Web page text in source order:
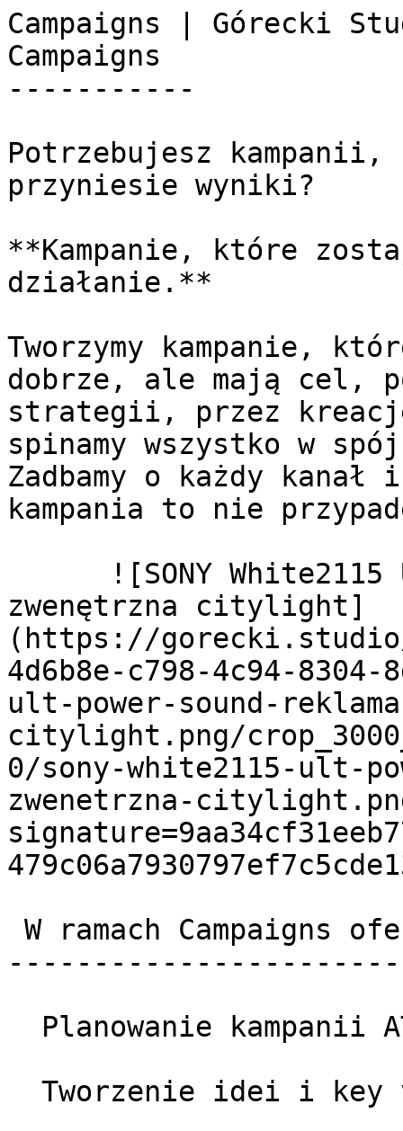
Campaigns | Górecki
Campaigns
-----------
Potrzebujesz
przyniesie wyniki?
**Kampanie, które
działanie.**
Tworzymy kampanie,
dobrze, ale mają cel,
strategii, przez
spinamy wszystko w
Zadbamy o każdy
kampania to nie
zwenętrzna citylight]
(https://
4d6b8e-c798-4c94-8304-
ult-power-sound-
citylight.png/
0/sony-white2115-ult-
zwenetrzna-